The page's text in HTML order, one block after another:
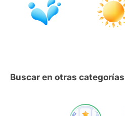
Buscar en otras categorías